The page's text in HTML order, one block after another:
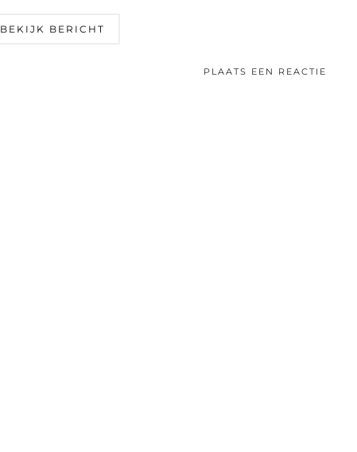
BEKIJK BERICHT
PLAATS EEN REACTIE